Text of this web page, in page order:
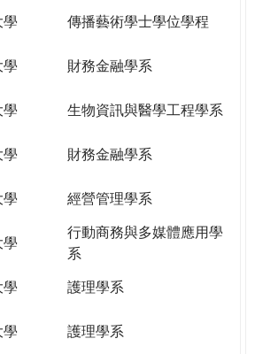
學
傳播藝術學士學位學程
學
財務金融學系
學
生物資訊與醫學工程學系
學
財務金融學系
學
經營管理學系
學
行動商務與多媒體應用學
系
學
護理學系
學
護理學系